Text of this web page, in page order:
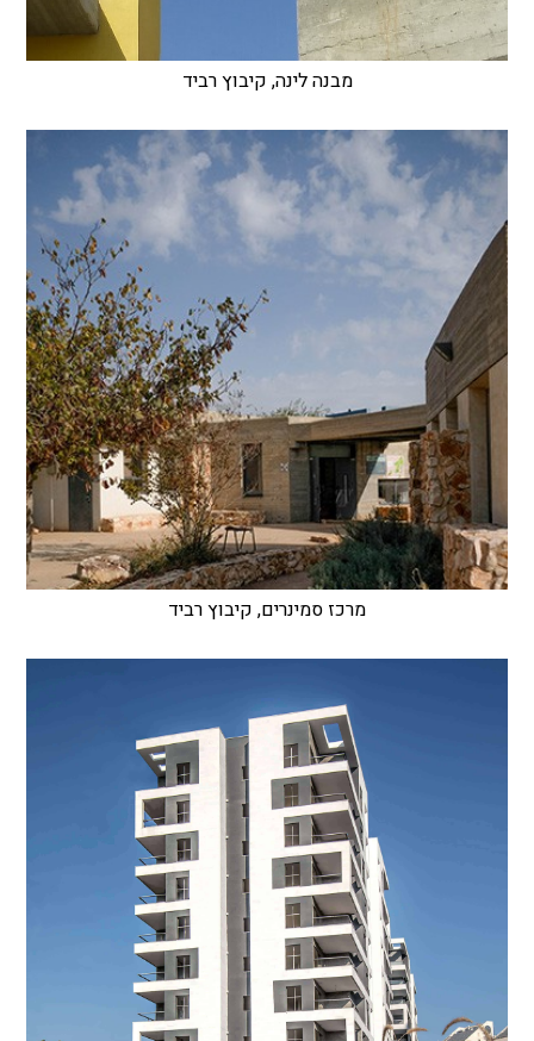
מבנה לינה, קיבוץ רביד
מרכז סמינרים, קיבוץ רביד